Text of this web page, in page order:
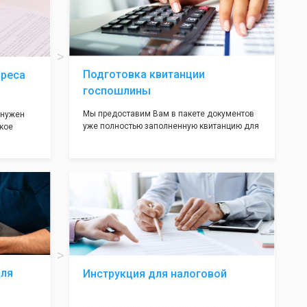
в
полною
не
все
Подготовка квитанции
госпошлины
Мы предоставим Вам в пакете документов
уже полностью заполненную квитанцию для
посредственно в налоговой инспекции при
подаче документов на регистрацию.
Инструкция для налоговой